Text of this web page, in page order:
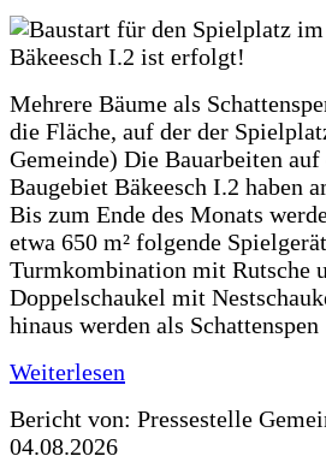
Mehrere Bäume als
die Fläche, auf der der
Gemeinde) Die Bauarbeiten
Baugebiet Bäkeesch I.2 haben
Bis zum Ende des Monats
etwa 650 m² folgende
Turmkombination mit Rutsche
Doppelschaukel mit
hinaus werden als Schattenspen
Weiterlesen
Bericht von: Pressestelle
04.08.2026